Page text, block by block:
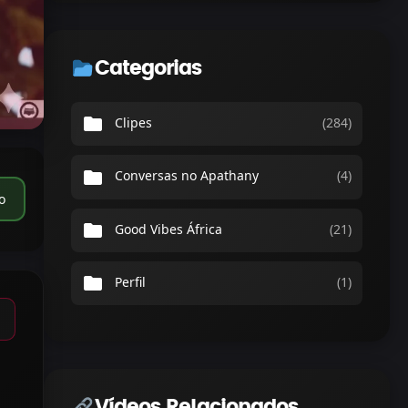
Categorias
folder Clipes (284)
folder Conversas no Apathany (4)
folder Good Vibes África (21)
folder Perfil (1)